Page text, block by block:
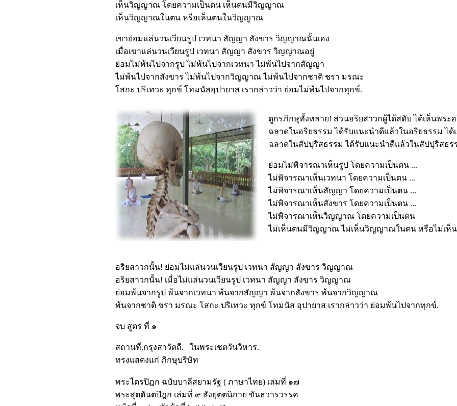
เห็นวิญญาณ โดยความเป็นตน เห็นตนมีวิญญาณ
เห็นวิญญาณในตน หรือเห็นตนในวิญญาณ
เขาย่อมแล่นวนเวียนรูป เวทนา สัญญา สังขาร วิญญาณนั้นเอง
เมื่อเขาแล่นวนเวียนรูป เวทนา สัญญา สังขาร วิญญาณอยู่
ย่อมไม่พ้นไปจากรูป ไม่พ้นไปจากเวทนา ไม่พ้นไปจากสัญญา
ไม่พ้นไปจากสังขาร ไม่พ้นไปจากวิญญาณ ไม่พ้นไปจากชาติ ชรา มรณะ
โสกะ ปริเทวะ ทุกข์ โทมนัสอุปายาส เรากล่าวว่า ย่อมไม่พ้นไปจากทุกข์.
ดูกรภิกษุทั้งหลาย! ส่วนอริยสาวกผู้ได้สดับ ได้เห็นพระอ
ฉลาดในอริยธรรม ได้รับแนะนำดีแล้วในอริยธรรม ได้
ฉลาดในสัปปุริสธรรม ได้รับแนะนำดีแล้วในสัปปุริสธร
ย่อมไม่พิจารณาเห็นรูป โดยความเป็นตน ...
ไม่พิจารณาเห็นเวทนา โดยความเป็นตน ...
ไม่พิจารณาเห็นสัญญา โดยความเป็นตน ...
ไม่พิจารณาเห็นสังขาร โดยความเป็นตน ...
ไม่พิจารณาเห็นวิญญาณ โดยความเป็นตน
ไม่เห็นตนมีวิญญาณ ไม่เห็นวิญญาณในตน หรือไม่เ
อริยสาวกนั้น! ย่อมไม่แล่นวนเวียนรูป เวทนา สัญญา สังขาร วิญญาณ
อริยสาวกนั้น! เมื่อไม่แล่นวนเวียนรูป เวทนา สัญญา สังขาร วิญญาณ
ย่อมพ้นจากรูป พ้นจากเวทนา พ้นจากสัญญา พ้นจากสังขาร พ้นจากวิญญาณ
พ้นจากชาติ ชรา มรณะ โสกะ ปริเทวะ ทุกข์ โทมนัส อุปายาส เรากล่าวว่า ย่อมพ้นไปจากทุกข์.
จบ สูตร ที่ ๑
สถานที่.กรุงสาวัตถี. ในพระเชตวันวิหาร.
ทรงแสดงแก่ ภิกษุบริษัท
พระไตรปิฎก ฉบับบาลีสยามรัฐ ( ภาษาไทย) เล่มที่ ๑๗
พระสุตตันตปิฎก เล่มที่ ๙ สังยุตตนิกาย ขันธวารวรรค